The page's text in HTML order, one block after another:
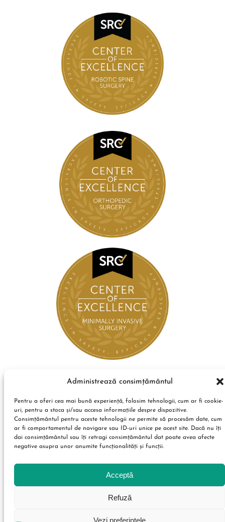
Administrează consimțământul
Pentru a oferi cea mai bună experiență, folosim tehnologii, cum ar fi cookie-
uri, pentru a stoca și/sau accesa informațiile despre dispozitive.
Consimțământul pentru aceste tehnologii ne permite să procesăm date, cum
ar fi comportamentul de navigare sau ID-uri unice pe acest site. Dacă nu îți
dai consimțământul sau îți retragi consimțământul dat poate avea afecte
negative asupra unor anumite funcționalități și funcții.
Acceptă
Refuză
Vezi preferințele
Politica de confidențialitate